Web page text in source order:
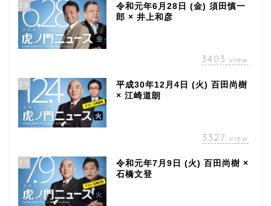
28
令和元年6月28日 (金) 須田慎一
郎 × 井上和彦
3403 view
29
平成30年12月4日 (火) 百田尚樹
× 江崎道朗
3327 view
30
令和元年7月9日 (火) 百田尚樹 ×
石橋文登